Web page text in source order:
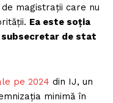
magistrații care nu
Ea este soția
subsecretar de stat
pe 2024 din IJ, un
minimă în